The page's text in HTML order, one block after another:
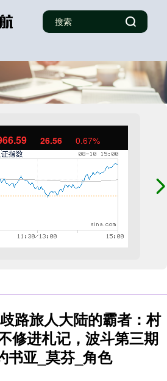
26.56 0.67%
路旅人大陆的霸者：村
修进札记，波斗第三期
书亚_莫芬_角色